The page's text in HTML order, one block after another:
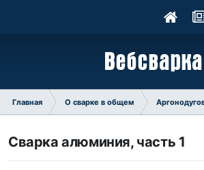
Главная О сварке в общем
Сварка алюминия, часть 1